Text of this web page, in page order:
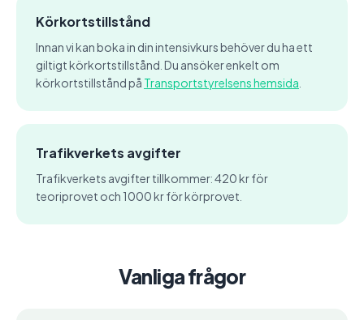
Körkortstillstånd
Innan vi kan boka in din intensivkurs behöver du ha ett
giltigt körkortstillstånd. Du ansöker enkelt om
körkortstillstånd på Transportstyrelsens hemsida
Trafikverkets avgifter
Trafikverkets avgifter tillkommer: 420 kr för
teoriprovet och 1000 kr för körprovet.
Vanliga frågor